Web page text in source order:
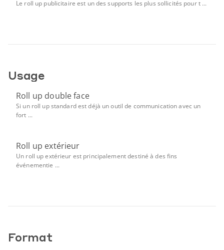
Le roll up publicitaire est un des supports les plus sollicités pour t ...
Usage
Roll up double face
Si un roll up standard est déjà un outil de communication avec un
fort ...
Roll up extérieur
Un roll up extérieur est principalement destiné à des fins
événementie ...
Format